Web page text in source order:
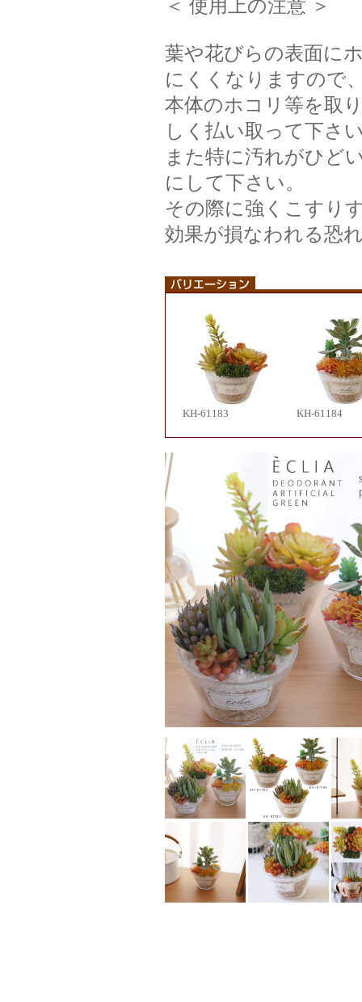
＜ 使用上の注意 ＞
葉や花びらの表面に
にくくなりますので
本体のホコリ等を取
しく払い取って下さ
また特に汚れがひど
にして下さい。
その際に強くこすり
効果が損なわれる恐
KH-61183 KH-61184